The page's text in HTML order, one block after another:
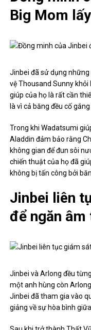
Big Mom
Jinbei đã sử dụng những
vệ Thousand Sunny
giúp của họ là rất cần
là vì cả băng đều cố
Trong khi Wadatsumi
Aladdin đảm bảo rằng
không gian để đun sôi
chiến thuật của họ đã
không bị tấn công bởi
Jinbei liên
để ngăn âm
Jinbei và Arlong đều
một anh hùng còn
Jinbei đã tham gia vào
giảng về sự hòa bình